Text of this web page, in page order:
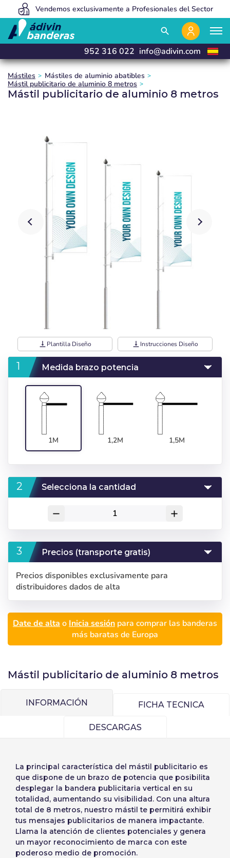
Fabricamos y entregamos en 24 horas
Vendemos exclusivamente a Profesionales del Sector
Somos tan baratos porque vendemos 100% online
search
Inicia sesión
close
Usuario (CIF/NIF):
Contraseña:
Recordar contraseña: Sí No
Acceder
952 316 022 info@adivin.com
Selecciona tu idioma
close
Português
Français
Deutsch
Italiano
Sverige
Denmark
Slovenija
Finnish
Slovenčina (Slovak)
Mástiles
Mástiles de aluminio abatibles
Mástil publicitario de aluminio 8 metros
Mástil publicitario de aluminio 8 metros
vertical_align_bottom Plantilla Diseño vertical_align_bottom Instrucciones Diseño
Medida brazo potencia
1M 1,2M 1,5M
Selecciona la cantidad
remove add
Precios (transporte gratis)
Precios disponibles exclusivamente para
distribuidores dados de alta
Date de alta o Inicia sesión para comprar las banderas
más baratas de Europa
Mástil publicitario de aluminio 8 metros
INFORMACIÓN FICHA TECNICA
DESCARGAS
La principal característica del mástil publicitario es
que dispone de un brazo de potencia que posibilita
desplegar la bandera publicitaria vertical en su
totalidad, aumentando su visibilidad. Con una altura
total de 8 metros, nuestro mástil te permitirá exhibir
tus mensajes publicitarios de manera impactante.
Llama la atención de clientes potenciales y genera
un mayor reconocimiento de marca con este
poderoso medio de promoción.
Precios por unidad
close
Unidades
Precio unitario
Desde1 -1,00 €
Añadiendo producto al carrito
Espera, por favor
Espere, por favor